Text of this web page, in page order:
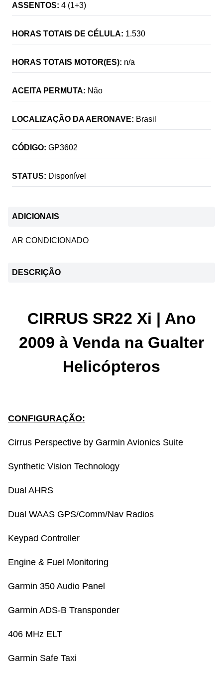
ASSENTOS: 4 (1+3)
HORAS TOTAIS DE CÉLULA: 1.530
HORAS TOTAIS MOTOR(ES): n/a
ACEITA PERMUTA: Não
LOCALIZAÇÃO DA AERONAVE: Brasil
CÓDIGO: GP3602
STATUS: Disponível
ADICIONAIS
AR CONDICIONADO
DESCRIÇÃO
CIRRUS SR22 Xi | Ano
2009 à Venda na Gualter
Helicópteros
CONFIGURAÇÃO:
Cirrus Perspective by Garmin Avionics Suite
Synthetic Vision Technology
Dual AHRS
Dual WAAS GPS/Comm/Nav Radios
Keypad Controller
Engine & Fuel Monitoring
Garmin 350 Audio Panel
Garmin ADS-B Transponder
406 MHz ELT
Garmin Safe Taxi